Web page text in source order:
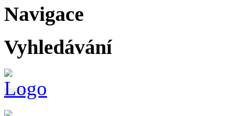
Navigace
Vyhledávání